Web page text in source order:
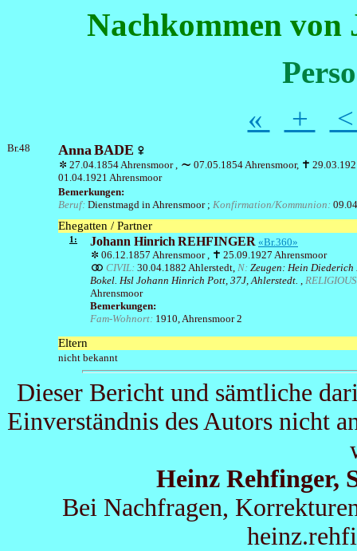
Nachkommen
« +
Br.48 Anna BADE
27.04.1854 Ahrensmoor , 07.05.1854 Ahrensmoor,
01.04.1921 Ahrensmoor
Bemerkungen:
Beruf: Dienstmagd in Ahrensmoor ; Konfirmation/Kommunion:
Ehegatten / Partner
1: Johann Hinrich REHFINGER «Br.360»
06.12.1857 Ahrensmoor ,
25.09.1927 Ahrensmoor
CIVIL: 30.04.1882 Ahlerstedt, N: Zeugen: Hein Diederich
Bokel. Hsl Johann Hinrich Pott, 37J, Ahlerstedt.
Ahrensmoor
Bemerkungen:
Fam-Wohnort: 1910, Ahrensmoor 2
Eltern
nicht bekannt
Dieser Bericht und sämtliche
Einverständnis des Autors nicht
Heinz Rehfinger,
Bei Nachfragen,